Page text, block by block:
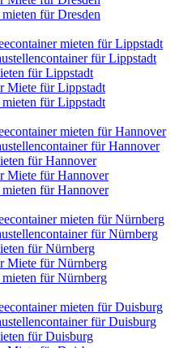
für Dresden
mieten für Lippstadt
für Lippstadt
für Lippstadt
Miete für Lippstadt
für Lippstadt
mieten für Hannover
für Hannover
für Hannover
Miete für Hannover
für Hannover
mieten für Nürnberg
für Nürnberg
für Nürnberg
Miete für Nürnberg
für Nürnberg
mieten für Duisburg
für Duisburg
für Duisburg